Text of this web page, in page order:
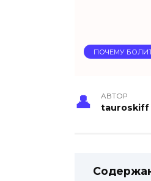
ПОЧЕМУ
АВТОР
tauroskiff